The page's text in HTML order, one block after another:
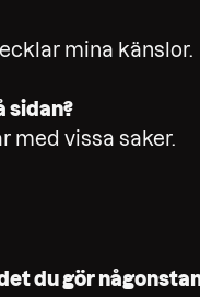
mina känslor.
sidan?
med vissa saker.
du gör